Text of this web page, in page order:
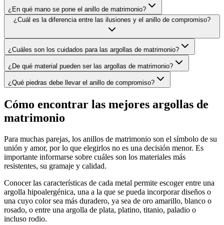
¿En qué mano se pone el anillo de matrimonio?
¿Cuál es la diferencia entre las ilusiones y el anillo de compromiso?
¿Cuáles son los cuidados para las argollas de matrimonio?
¿De qué material pueden ser las argollas de matrimonio?
¿Qué piedras debe llevar el anillo de compromiso?
Cómo encontrar las mejores argollas de
matrimonio
Para muchas parejas, los anillos de matrimonio son el símbolo de su
unión y amor, por lo que elegirlos no es una decisión menor. Es
importante informarse sobre cuáles son los materiales más
resistentes, su gramaje y calidad.
Conocer las características de cada metal permite escoger entre una
argolla hipoalergénica, una a la que se pueda incorporar diseños o
una cuyo color sea más duradero, ya sea de oro amarillo, blanco o
rosado, o entre una argolla de plata, platino, titanio, paladio o
incluso rodio.